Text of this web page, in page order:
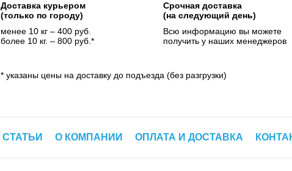
Доставка курьером
(только по городу)
менее 10 кг – 400 руб.
более 10 кг. – 800 руб.*
Срочная доставка
(на следующий день)
Всю информацию вы можете
получить у наших менеджеров
* указаны цены на доставку до подъезда (без разгрузки)
СТАТЬИ О КОМПАНИИ ОПЛАТА И ДОСТАВКА